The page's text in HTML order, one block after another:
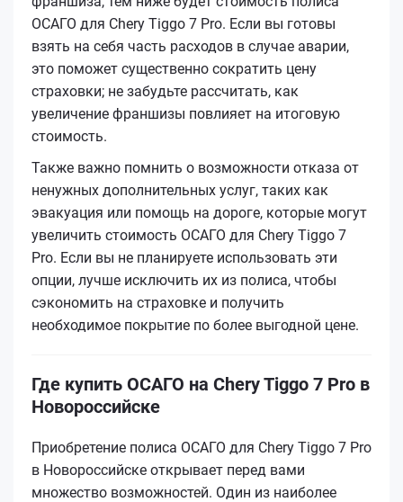
ОСАГО для Chery Tiggo 7 Pro. Если вы готовы
взять на себя часть расходов в случае аварии,
это поможет существенно сократить цену
страховки; не забудьте рассчитать, как
увеличение франшизы повлияет на итоговую
стоимость.
Также важно помнить о возможности отказа от
ненужных дополнительных услуг, таких как
эвакуация или помощь на дороге, которые могут
увеличить стоимость ОСАГО для Chery Tiggo 7
Pro. Если вы не планируете использовать эти
опции, лучше исключить их из полиса, чтобы
сэкономить на страховке и получить
необходимое покрытие по более выгодной цене.
Где купить ОСАГО на Chery Tiggo 7 Pro в
Новороссийске
Приобретение полиса ОСАГО для Chery Tiggo 7 Pro
в Новороссийске открывает перед вами
множество возможностей. Один из наиболее